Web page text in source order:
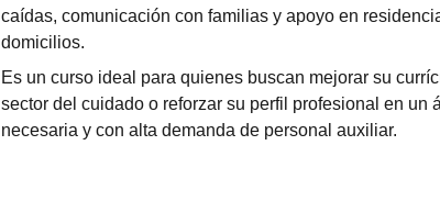
caídas, comunicación con familias y apoyo en
domicilios.
Es un curso ideal para quienes buscan mejorar su
sector del cuidado o reforzar su perfil profesional en un
necesaria y con alta demanda de personal auxiliar.